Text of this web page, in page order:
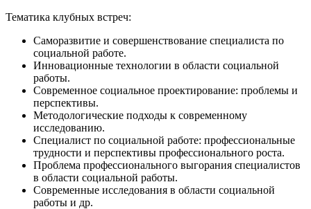
Тематика клубных встреч:
Саморазвитие и совершенствование специалиста по
социальной работе.
Инновационные технологии в области социальной
работы.
Современное социальное проектирование: проблемы и
перспективы.
Методологические подходы к современному
исследованию.
Специалист по социальной работе: профессиональные
трудности и перспективы профессионального роста.
Проблема профессионального выгорания специалистов
в области социальной работы.
Современные исследования в области социальной
работы и др.